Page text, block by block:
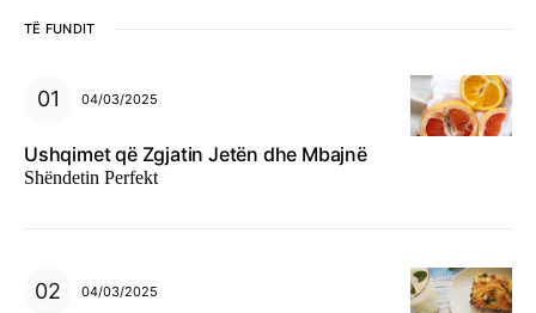
TË FUNDIT
04/03/2025
Ushqimet që Zgjatin Jetën dhe Mbajnë
Shëndetin Perfekt
04/03/2025